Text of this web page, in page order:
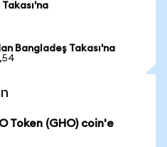
Bangladeş Takası'na
Token (GHO) coin'e